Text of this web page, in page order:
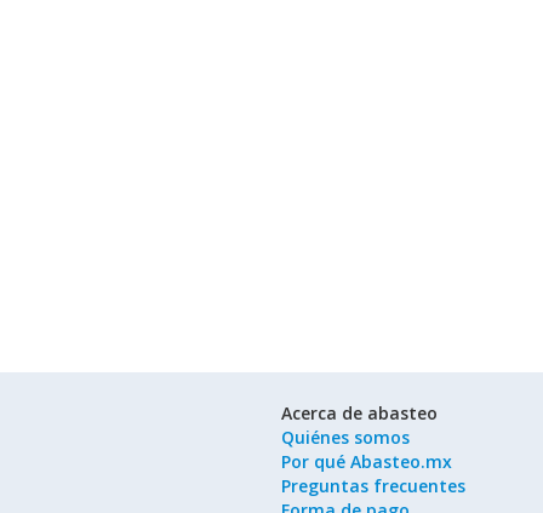
Acerca de abasteo
Quiénes somos
Por qué Abasteo.mx
Preguntas frecuentes